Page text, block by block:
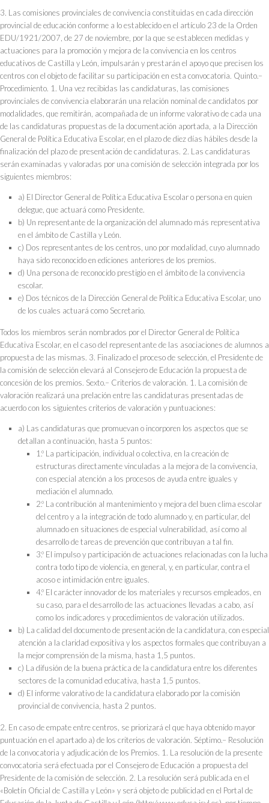
3. Las comisiones provinciales de convivencia constituidas en cada dirección
provincial de educación conforme a lo establecido en el artículo 23 de la Orden
EDU/1921/2007, de 27 de noviembre, por la que se establecen medidas y
actuaciones para la promoción y mejora de la convivencia en los centros
educativos de Castilla y León, impulsarán y prestarán el apoyo que precisen los
centros con el objeto de facilitar su participación en esta convocatoria. Quinto.–
Procedimiento. 1. Una vez recibidas las candidaturas, las comisiones
provinciales de convivencia elaborarán una relación nominal de candidatos por
modalidades, que remitirán, acompañada de un informe valorativo de cada una
de las candidaturas propuestas de la documentación aportada, a la Dirección
General de Política Educativa Escolar, en el plazo de diez días hábiles desde la
finalización del plazo de presentación de candidaturas. 2. Las candidaturas
serán examinadas y valoradas por una comisión de selección integrada por los
siguientes miembros:
a) El Director General de Política Educativa Escolar o persona en quien
delegue, que actuará como Presidente.
b) Un representante de la organización del alumnado más representativa
en el ámbito de Castilla y León.
c) Dos representantes de los centros, uno por modalidad, cuyo alumnado
haya sido reconocido en ediciones anteriores de los premios.
d) Una persona de reconocido prestigio en el ámbito de la convivencia
escolar.
e) Dos técnicos de la Dirección General de Política Educativa Escolar, uno
de los cuales actuará como Secretario.
Todos los miembros serán nombrados por el Director General de Política
Educativa Escolar, en el caso del representante de las asociaciones de alumnos a
propuesta de las mismas. 3. Finalizado el proceso de selección, el Presidente de
la comisión de selección elevará al Consejero de Educación la propuesta de
concesión de los premios. Sexto.– Criterios de valoración. 1. La comisión de
valoración realizará una prelación entre las candidaturas presentadas de
acuerdo con los siguientes criterios de valoración y puntuaciones:
a) Las candidaturas que promuevan o incorporen los aspectos que se
detallan a continuación, hasta 5 puntos:
1.º La participación, individual o colectiva, en la creación de
estructuras directamente vinculadas a la mejora de la convivencia,
con especial atención a los procesos de ayuda entre iguales y
mediación el alumnado.
2.º La contribución al mantenimiento y mejora del buen clima escolar
del centro y a la integración de todo alumnado y, en particular, del
alumnado en situaciones de especial vulnerabilidad, así como al
desarrollo de tareas de prevención que contribuyan a tal fin.
3.º El impulso y participación de actuaciones relacionadas con la lucha
contra todo tipo de violencia, en general, y, en particular, contra el
acoso e intimidación entre iguales.
4.º El carácter innovador de los materiales y recursos empleados, en
su caso, para el desarrollo de las actuaciones llevadas a cabo, así
como los indicadores y procedimientos de valoración utilizados.
b) La calidad del documento de presentación de la candidatura, con especial
atención a la claridad expositiva y los aspectos formales que contribuyan a
la mejor comprensión de la misma, hasta 1,5 puntos.
c) La difusión de la buena práctica de la candidatura entre los diferentes
sectores de la comunidad educativa, hasta 1,5 puntos.
d) El informe valorativo de la candidatura elaborado por la comisión
provincial de convivencia, hasta 2 puntos.
2. En caso de empate entre centros, se priorizará el que haya obtenido mayor
puntuación en el apartado a) de los criterios de valoración. Séptimo.– Resolución
de la convocatoria y adjudicación de los Premios. 1. La resolución de la presente
convocatoria será efectuada por el Consejero de Educación a propuesta del
Presidente de la comisión de selección. 2. La resolución será publicada en el
«Boletín Oficial de Castilla y León» y será objeto de publicidad en el Portal de